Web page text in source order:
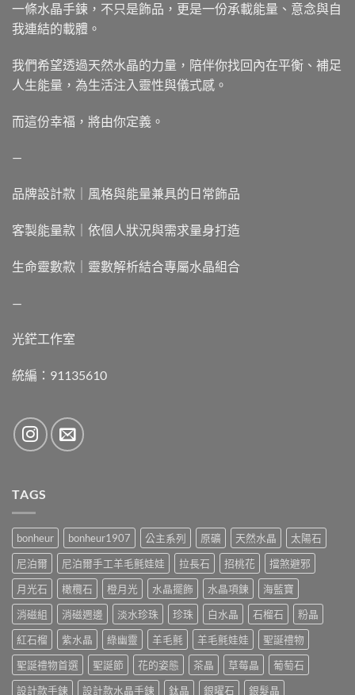
一條水晶手鍊，不只是飾品，更是一份承載能量、意念與自
我連結的載體。
我們希望透過天然水晶的力量，陪伴你找回內在平衡、補足
人生能量，為生活注入靈性與儀式感。
而這份幸福，將由你定義。
—
品牌設計款｜風格與能量兼具的日常飾品
客製能量款｜依個人狀況與需求量身打造
生命靈數款｜靈數解析結合專屬水晶組合
—
光鋩工作室
統編：91135610
TAGS
bonheur bonheur1907 公主系列 原礦 天然水晶
太陽石
尼泊爾
尼泊爾手工羊毛氈娃娃 拉長石 招桃花
擋煞避邪
月光石
橄欖石 橙月光 水晶擺飾 水晶項鍊
海藍寶
消磁組
消磁週邊 淡水珍珠 珍珠 白水晶 石榴石
粉晶
紅石榴
紫水晶 綠幽靈 羊毛氈 羊毛氈娃娃
聖誕禮物
聖誕禮物首選
聖誕節 花的姿態 茶晶 草莓晶
葡萄石
設計款手鍊
設計款水晶手鍊 鈦晶 銀曜石 銀髮晶